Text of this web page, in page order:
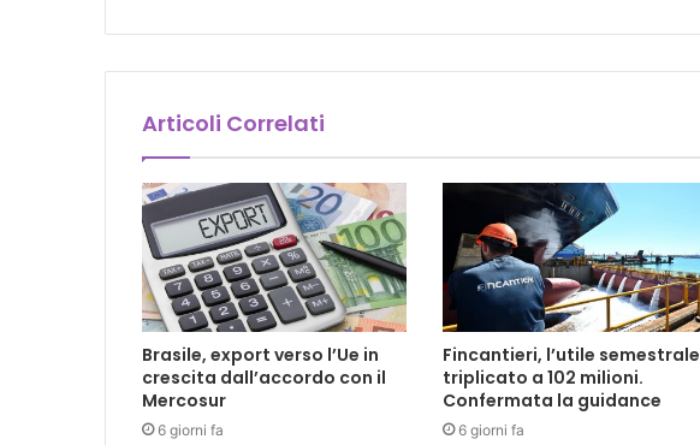
Articoli Correlati
Brasile, export verso l’Ue in
crescita dall’accordo con il
Mercosur
6 giorni fa
Fincantieri, l’utile semestrale
triplicato a 102 milioni.
Confermata la guidance
6 giorni fa